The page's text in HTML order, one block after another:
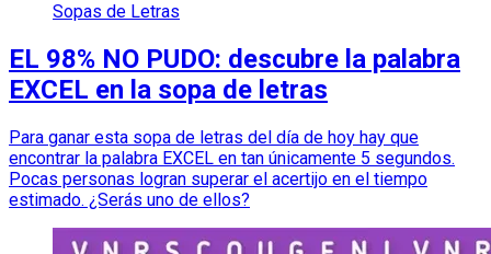
Sopas de Letras
EL 98% NO PUDO: descubre la palabra
EXCEL en la sopa de letras
Para ganar esta sopa de letras del día de hoy hay que
encontrar la palabra EXCEL en tan únicamente 5 segundos.
Pocas personas logran superar el acertijo en el tiempo
estimado. ¿Serás uno de ellos?